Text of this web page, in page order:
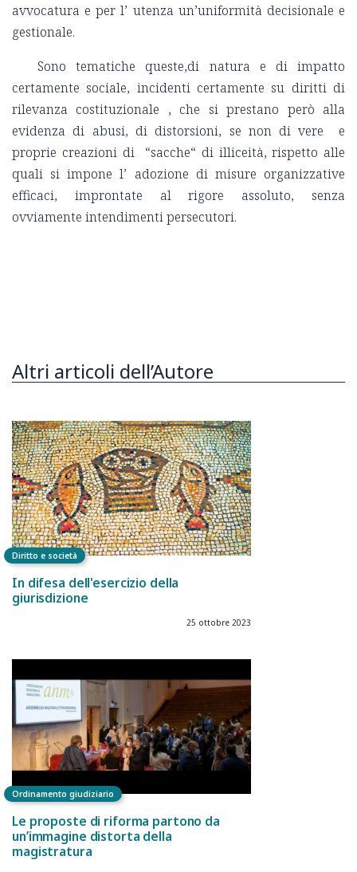
avvocatura e per l’ utenza un’uniformità decisionale e
gestionale.
Sono tematiche queste,di natura e di impatto
certamente sociale, incidenti certamente su diritti di
rilevanza costituzionale , che si prestano però alla
evidenza di abusi, di distorsioni, se non di vere e
proprie creazioni di “sacche“ di illiceità, rispetto alle
quali si impone l’ adozione di misure organizzative
efficaci, improntate al rigore assoluto, senza
ovviamente intendimenti persecutori.
Altri articoli dell’Autore
Diritto e società
In difesa dell'esercizio della
giurisdizione
25 ottobre 2023
Ordinamento giudiziario
Le proposte di riforma partono da
un’immagine distorta della
magistratura